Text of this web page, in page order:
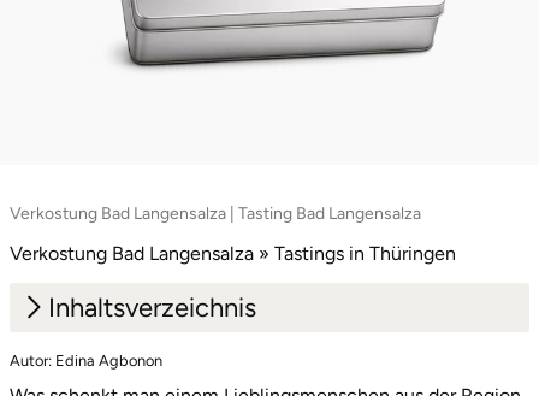
Verkostung Bad Langensalza | Tasting Bad Langensalza
Verkostung Bad Langensalza » Tastings in Thüringen
Inhaltsverzeichnis
1. Erlesene Gänge, Kerzenschein in Bad
Autor: Edina Agbonon
Mecklenburgische Seenplatte
Mettingen
Moers
Märkisch-Oderland